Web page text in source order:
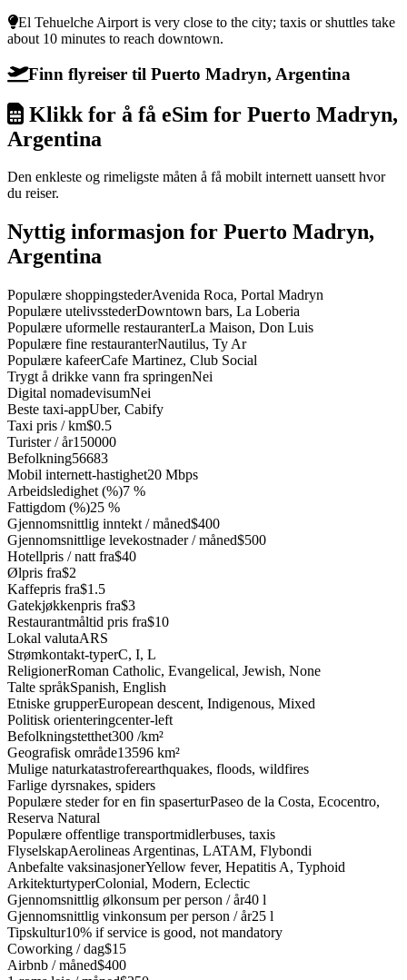
El Tehuelche Airport is very close to the city; taxis or shuttles take
about 10 minutes to reach downtown.
Finn flyreiser til Puerto Madryn, Argentina
Klikk for å få eSim for Puerto Madryn,
Argentina
Den enkleste og rimeligste måten å få mobilt internett uansett hvor
du reiser.
Nyttig informasjon for Puerto Madryn,
Argentina
Populære shoppingstederAvenida Roca, Portal Madryn
Populære utelivsstederDowntown bars, La Loberia
Populære uformelle restauranterLa Maison, Don Luis
Populære fine restauranterNautilus, Ty Ar
Populære kafeerCafe Martinez, Club Social
Trygt å drikke vann fra springenNei
Digital nomadevisumNei
Beste taxi-appUber, Cabify
Taxi pris / km$0.5
Turister / år150000
Befolkning56683
Mobil internett-hastighet20 Mbps
Arbeidsledighet (%)7 %
Fattigdom (%)25 %
Gjennomsnittlig inntekt / måned$400
Gjennomsnittlige levekostnader / måned$500
Hotellpris / natt fra$40
Ølpris fra$2
Kaffepris fra$1.5
Gatekjøkkenpris fra$3
Restaurantmåltid pris fra$10
Lokal valutaARS
Strømkontakt-typerC, I, L
ReligionerRoman Catholic, Evangelical, Jewish, None
Talte språkSpanish, English
Etniske grupperEuropean descent, Indigenous, Mixed
Politisk orienteringcenter-left
Befolkningstetthet300 /km²
Geografisk område13596 km²
Mulige naturkatastroferearthquakes, floods, wildfires
Farlige dyrsnakes, spiders
Populære steder for en fin spaserturPaseo de la Costa, Ecocentro,
Reserva Natural
Populære offentlige transportmidlerbuses, taxis
FlyselskapAerolineas Argentinas, LATAM, Flybondi
Anbefalte vaksinasjonerYellow fever, Hepatitis A, Typhoid
ArkitekturtyperColonial, Modern, Eclectic
Gjennomsnittlig ølkonsum per person / år40 l
Gjennomsnittlig vinkonsum per person / år25 l
Tipskultur10% if service is good, not mandatory
Coworking / dag$15
Airbnb / måned$400